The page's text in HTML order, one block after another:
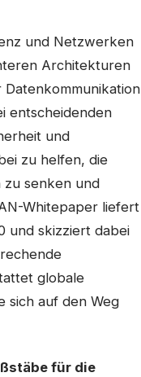
und Netzwerken
Architekturen
entscheidenden
und
zu helfen, die
zu senken und
Whitepaper liefert
und skizziert dabei
globale
sich auf den Weg
für die